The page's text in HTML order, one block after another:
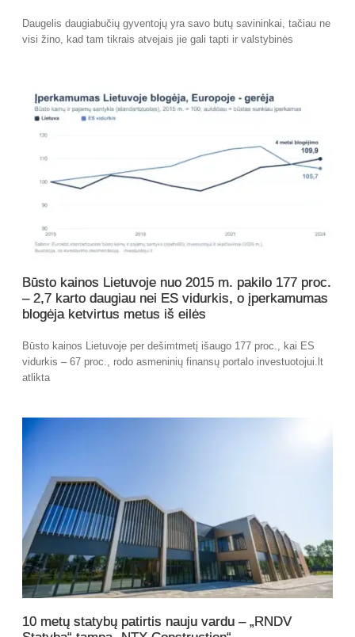
Daugelis daugiabučių gyventojų yra savo butų savininkai, tačiau ne
visi žino, kad tam tikrais atvejais jie gali tapti ir valstybinės
Būsto kainos Lietuvoje nuo 2015 m. pakilo 177 proc.
– 2,7 karto daugiau nei ES vidurkis, o įperkamumas
blogėja ketvirtus metus iš eilės
Būsto kainos Lietuvoje per dešimtmetį išaugo 177 proc., kai ES
vidurkis – 67 proc., rodo asmeninių finansų portalo investuotojui.lt
atlikta
10 metų statybų patirtis nauju vardu – „RNDV